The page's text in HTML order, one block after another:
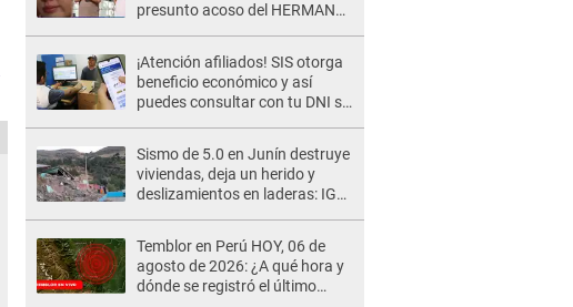
presunto acoso del HERMANO
shock"
¡Atención afiliados! SIS otorga
beneficio económico y así
puedes consultar con tu DNI si
Sismo de 5.0 en Junín destruye
viviendas, deja un herido y
deslizamientos en laderas: IGP
Temblor en Perú HOY, 06 de
agosto de 2026: ¿A qué hora y
dónde se registró el último